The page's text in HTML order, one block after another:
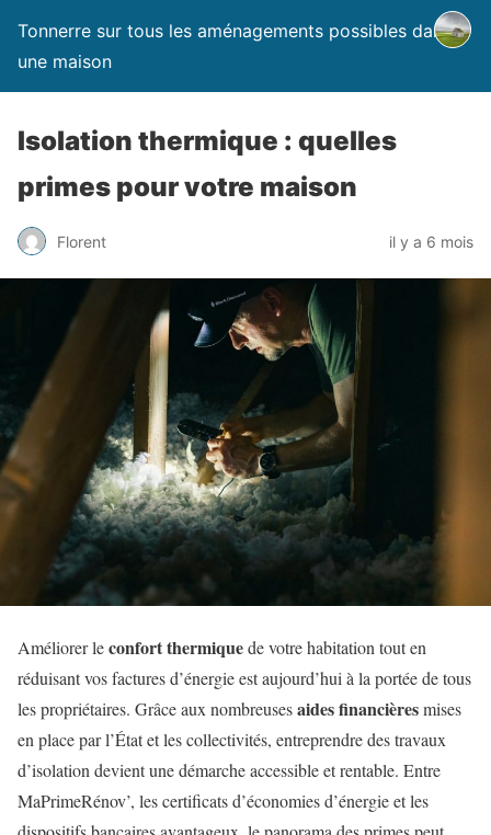
Tonnerre sur tous les aménagements possibles dans
une maison
Isolation thermique : quelles
primes pour votre maison
Florent il y a 6 mois
Améliorer leconfort thermiquede votre habitation tout en
réduisant vos factures d’énergie est aujourd’hui à la portée de tous
les propriétaires. Grâce aux nombreusesaides financièresmises
en place par l’État et les collectivités, entreprendre des travaux
d’isolation devient une démarche accessible et rentable. Entre
MaPrimeRénov’, les certificats d’économies d’énergie et les